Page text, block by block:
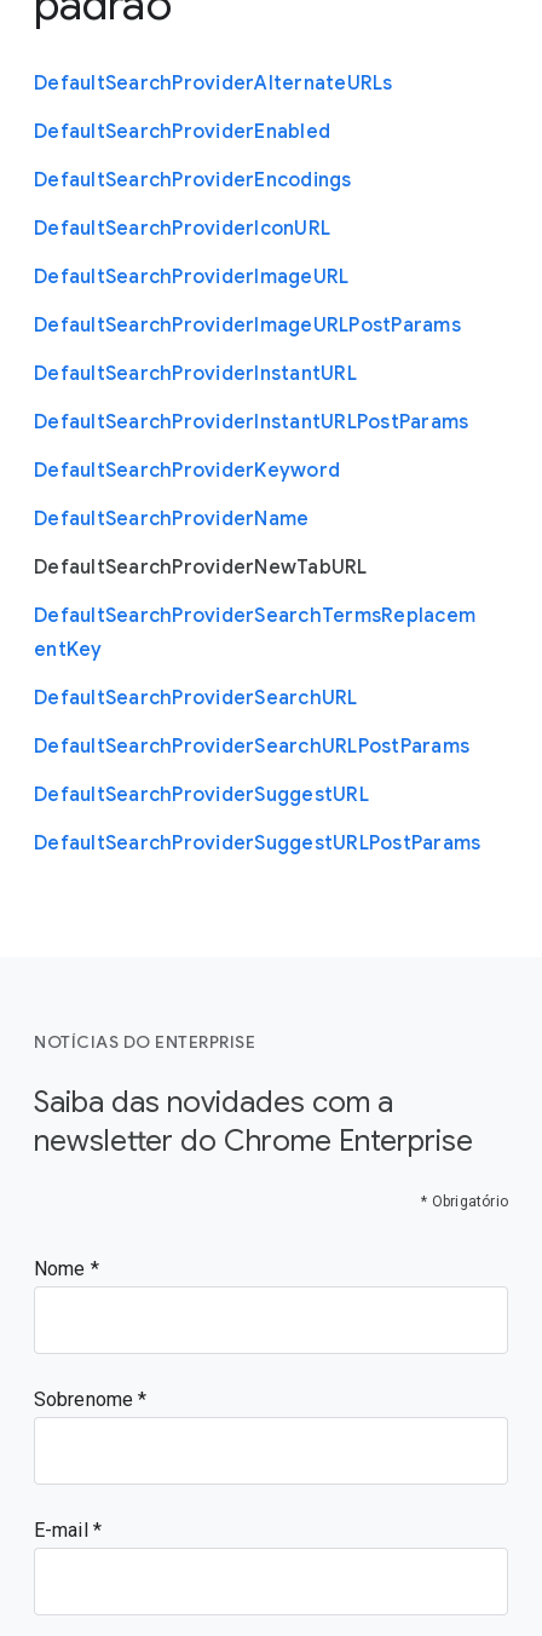
DefaultSearchProviderAlternateURLs
DefaultSearchProviderEnabled
DefaultSearchProviderEncodings
DefaultSearchProviderIconURL
DefaultSearchProviderImageURL
DefaultSearchProviderImageURLPostParams
DefaultSearchProviderInstantURL
DefaultSearchProviderInstantURLPostParams
DefaultSearchProviderKeyword
DefaultSearchProviderName
DefaultSearchProviderNewTabURL
DefaultSearchProviderSearchTermsReplacem
entKey
DefaultSearchProviderSearchURL
DefaultSearchProviderSearchURLPostParams
DefaultSearchProviderSuggestURL
DefaultSearchProviderSuggestURLPostParams
NOTÍCIAS DO ENTERPRISE
Saiba das novidades com a
newsletter do Chrome Enterprise
* Obrigatório
Nome
Sobrenome
E-mail